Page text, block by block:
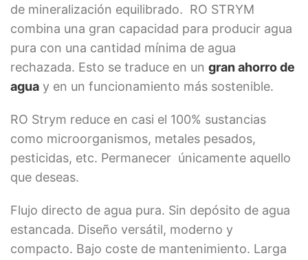
de mineralización equilibrado. RO STRYM
combina una gran capacidad para producir agua
pura con una cantidad mínima de agua
rechazada. Esto se traduce en un gran ahorro de
agua y en un funcionamiento más sostenible.
RO Strym reduce en casi el 100% sustancias
como microorganismos, metales pesados,
pesticidas, etc. Permanecer únicamente aquello
que deseas.
Flujo directo de agua pura. Sin depósito de agua
estancada. Diseño versátil, moderno y
compacto. Bajo coste de mantenimiento. Larga